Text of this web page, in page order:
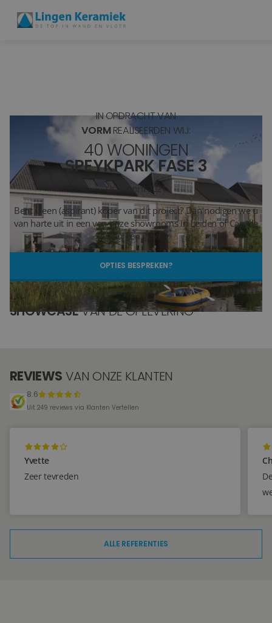
SHOWROOM BEZOEKEN
Stijlstudio's
Projecten
Blog
Tegelviewer
Reviews
IN OPDRACHT VAN
VORMREALISEERDEN WIJ:
40 WONINGEN
SPEYKPARK FASE 3
Lisse April 2021
Bent u een (aspirant) koper van dit project? Dan nodigen we u
van harte uit in een van onze showrooms in Leiden of Capelle
aan den IJssel.
OPTIES BESPREKEN?
SHOWCASEVAN DE OPLEVERING
REVIEWS VAN ONZE KLANTEN
8.6
Uit 249 reviews via Klanten Vertellen
Yvette
Zeer tevreden
ALLE REFERENTIES